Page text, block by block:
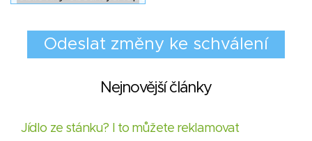
Nejnovější články
Jídlo ze stánku? I to můžete reklamovat